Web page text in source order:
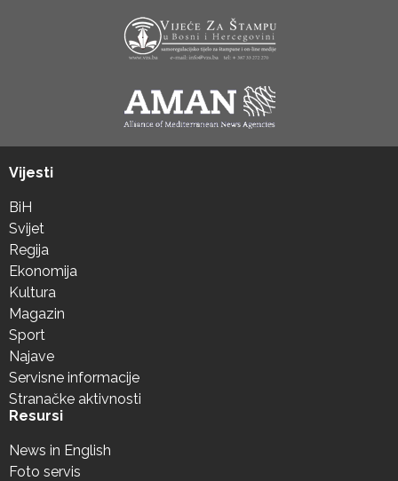
Vijesti
BiH
Svijet
Regija
Ekonomija
Kultura
Magazin
Sport
Najave
Servisne informacije
Stranačke aktivnosti
Resursi
News in English
Foto servis